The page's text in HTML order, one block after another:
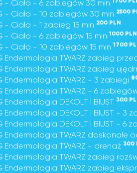
- Ciało - 6 zabiegów 30 min
- Ciało - 10 zabiegów 30 min 2500
- Ciało - 1 zabieg 15 min 200 PLN
- Ciało - 6 zabiegów 15 min 1000 PLN
- Ciało - 10 zabiegów 15 min 1700
Endermologia TWARZ zabieg
Endermologia TWARZ zabieg
Endermologia TWARZ - 3 zabiegi
Endermologia TWARZ - 6
Endermologia DEKOLT I BIUST 300
Endermologia DEKOLT I BIUST - 3
Endermologia DEKOLT I BIUST - 6
Endermologia TWARZ doskonałe
Endermologia TWARZ - drenaż 300
Endermologia TWARZ zabieg
Endermologia TWARZ zabieg